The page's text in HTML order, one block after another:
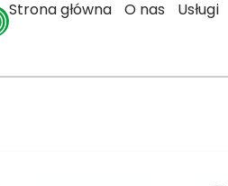
Strona główna O nas Usługi